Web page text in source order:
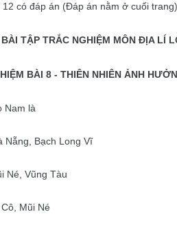
có đáp án (Đáp án nằm ở cuối trang)
BÀI TẬP TRẮC NGHIỆM MÔN ĐỊA LÍ
BÀI 8 - THIÊN NHIÊN ẢNH
Nam là
Nẵng, Bạch Long Vĩ
Né, Vũng Tàu
Mũi Né